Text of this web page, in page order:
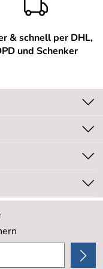
& schnell per DHL,
und Schenker